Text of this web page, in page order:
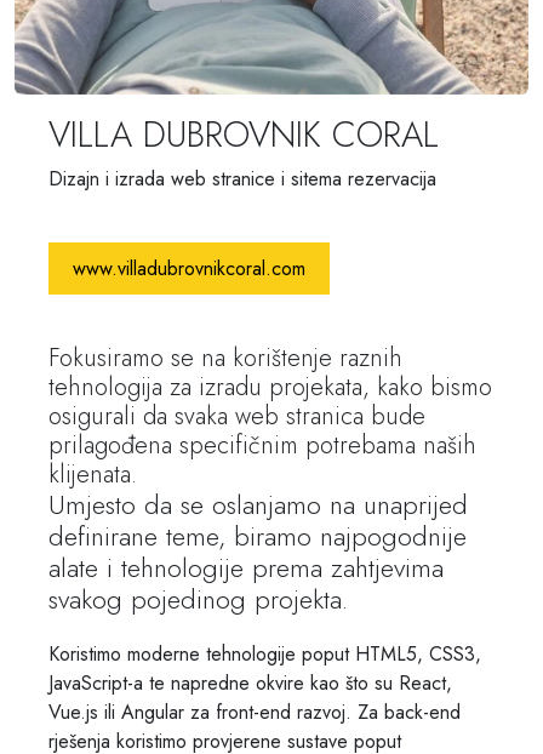
VILLA DUBROVNIK CORAL
Dizajn i izrada web stranice i sitema rezervacija
www.villadubrovnikcoral.com
Fokusiramo se na korištenje raznih
tehnologija za izradu projekata, kako bismo
osigurali da svaka web stranica bude
prilagođena specifičnim potrebama naših
klijenata.
Umjesto da se oslanjamo na unaprijed
definirane teme, biramo najpogodnije
alate i tehnologije prema zahtjevima
svakog pojedinog projekta.
Koristimo moderne tehnologije poput HTML5, CSS3,
JavaScript-a te napredne okvire kao što su React,
Vue.js ili Angular za front-end razvoj. Za back-end
rješenja koristimo provjerene sustave poput